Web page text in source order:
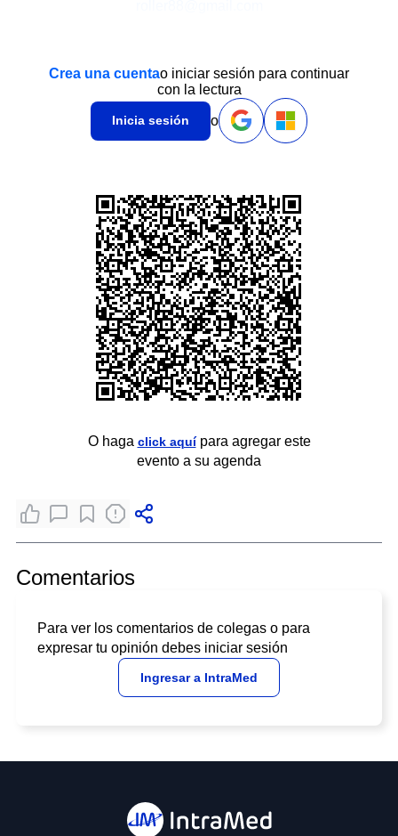
Crea una cuentao iniciar sesión para continuar
con la lectura
Inicia sesión o
O haga click aquípara agregar este
evento a su agenda
Comentarios
Para ver los comentarios de colegas o para
expresar tu opinión debes iniciar sesión
Ingresar a IntraMed